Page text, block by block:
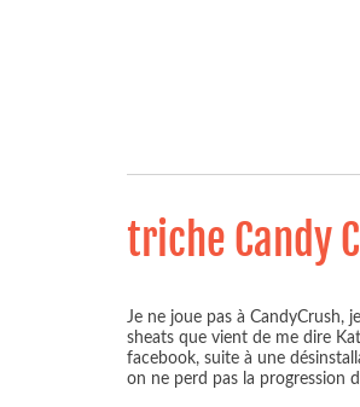
triche Candy
Je ne joue pas à CandyCrush,
sheats que vient de me dire
facebook, suite à une
on ne perd pas la progression